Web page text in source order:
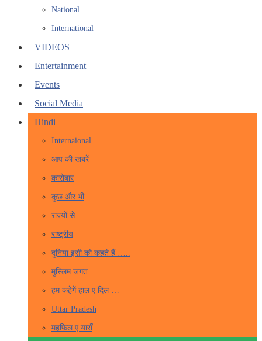
National
International
VIDEOS
Entertainment
Events
Social Media
Hindi
Internaional
आप की खबरें
कारोबार
कुछ और भी
राज्यों से
राष्ट्रीय
दुनिया इसी को कहते हैं …..
मुस्लिम जगत
हम कहेगें हाल ए दिल …
Uttar Pradesh
महफ़िल ए याराँ